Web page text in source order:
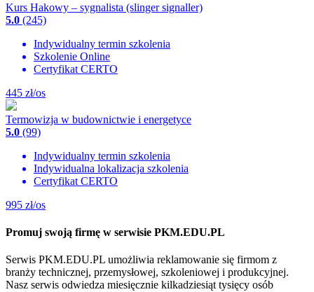
Kurs Hakowy – sygnalista (slinger signaller)
5.0 (245)
Indywidualny termin szkolenia
Szkolenie Online
Certyfikat CERTO
445 zł/os
Termowizja w budownictwie i energetyce
5.0 (99)
Indywidualny termin szkolenia
Indywidualna lokalizacja szkolenia
Certyfikat CERTO
995 zł/os
Promuj swoją firmę w serwisie PKM.EDU.PL
Serwis PKM.EDU.PL umożliwia reklamowanie się firmom z
branży technicznej, przemysłowej, szkoleniowej i produkcyjnej.
Nasz serwis odwiedza miesięcznie kilkadziesiąt tysięcy osób